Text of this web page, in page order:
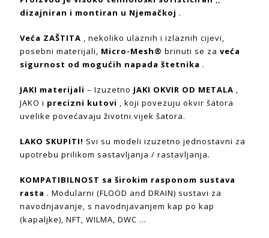
dizajniran i montiran u Njemačkoj .
Veća ZAŠTITA , nekoliko ulaznih i izlaznih cijevi,
posebni materijali, Micro-Mesh® brinuti se za veća
sigurnost od mogućih napada štetnika .
JAKI materijali – Izuzetno JAKI OKVIR OD METALA ,
JAKO i precizni kutovi , koji povezuju okvir šatora
uvelike povećavaju životni vijek šatora.
LAKO SKUPITI! Svi su modeli izuzetno jednostavni za
upotrebu prilikom sastavljanja / rastavljanja.
KOMPATIBILNOST sa širokim rasponom sustava
rasta . Modularni (FLOOD and DRAIN) sustavi za
navodnjavanje, s navodnjavanjem kap po kap
(kapaljke), NFT, WILMA, DWC …